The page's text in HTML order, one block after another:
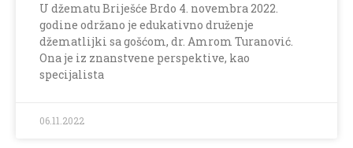
U džematu Briješće Brdo 4. novembra 2022.
godine održano je edukativno druženje
džematlijki sa gošćom, dr. Amrom Turanović.
Ona je iz znanstvene perspektive, kao
specijalista
06.11.2022